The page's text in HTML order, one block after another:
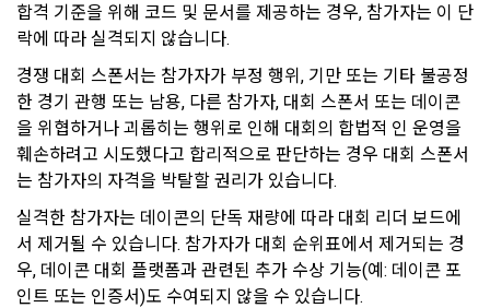
2. “사이트”는 위 대금을 환급함에 있어서 이용자가 신용카드 또
는 전자화폐 등의 결제수단으로 재화 및 서비스 등의 대금을 지
급한 때에는 지체 없이 당해 결제수단을 제공한 사업자로 하여
금 재화 및 서비스 등의 대금의 청구를 정지 또는 취소하도록 요
청한다.
3. 청약철회 등의 경우 공급받은 재화 및 서비스 등의 반환에 필
요한 비용은 이용자가 부담한다. “사이트”는 이용자에게 청약철
재화 및 서비스 등의 내용이 표시·광고 내용과 다르거나 계약 내
용과 다르게 이행되어 청약철회 등을 하는 경우 재화 및 서비스
등의 반환에 필요한 비용은 “사이트”가 부담한다.
3) 보유기간을 미리 공지하고 그 보유기간이 경과하지 아니한
경우와 개별적으로 동의를 받은 경우에는 약정한 기간 동안 보
4) 개인정보보호를 위하여 이용자가 1년 동안 "데이콘"을 이용
하지 않은 경우, 이메일(또는 페이스북 등 외부 서비스와의 연동
을 통해 이용자가 설정한 계정 정보)를 "휴면계정"로 분리하여
계정 처리 예정일"로부터 30일 이전에 해당사실을 전자메일, 서
면, SMS 중 하나의 방법으로 사전 통지하며 이용자가 직접 본인
확인을 거쳐, 다시 "사이트" 이용 의사표시를 한 경우에는 "사이
트" 이용이 가능합니다.
합격 기준을 위해 코드 및 문서를 제공하는 경우, 참가자는 이 단
락에 따라 실격되지 않습니다.
경쟁 대회 스폰서는 참가자가 부정 행위, 기만 또는 기타 불공정
한 경기 관행 또는 남용, 다른 참가자, 대회 스폰서 또는 데이콘
을 위협하거나 괴롭히는 행위로 인해 대회의 합법적 인 운영을
훼손하려고 시도했다고 합리적으로 판단하는 경우 대회 스폰서
는 참가자의 자격을 박탈할 권리가 있습니다.
실격한 참가자는 데이콘의 단독 재량에 따라 대회 리더 보드에
서 제거될 수 있습니다. 참가자가 대회 순위표에서 제거되는 경
우, 데이콘 대회 플랫폼과 관련된 추가 수상 기능(예: 데이콘 포
인트 또는 인증서)도 수여되지 않을 수 있습니다.